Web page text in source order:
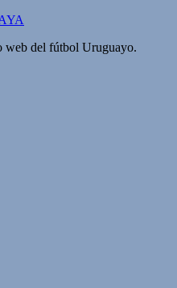
web del fútbol Uruguayo.